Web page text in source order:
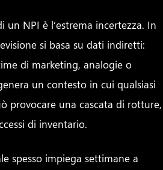
un NPI è l’estrema incertezza. In
si basa su dati indiretti:
di marketing, analogie o
un contesto in cui qualsiasi
provocare una cascata di rotture,
di inventario.
spesso impiega settimane a